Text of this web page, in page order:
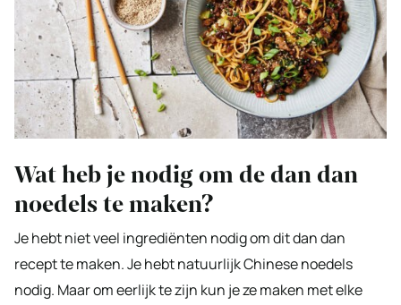
Wat heb je nodig om de dan dan
noedels te maken?
Je hebt niet veel ingrediënten nodig om dit dan dan
recept te maken. Je hebt natuurlijk Chinese noedels
nodig. Maar om eerlijk te zijn kun je ze maken met elke